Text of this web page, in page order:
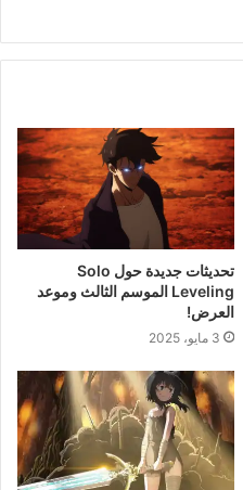
تحديثات جديدة حول Solo
Leveling الموسم الثالث وموعد
العرض!
3 مايو، 2025